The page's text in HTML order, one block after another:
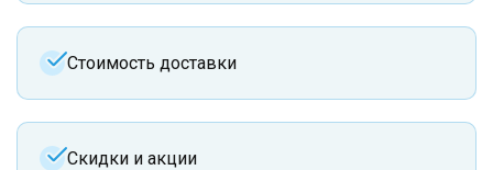
Стоимость доставки
Скидки и акции